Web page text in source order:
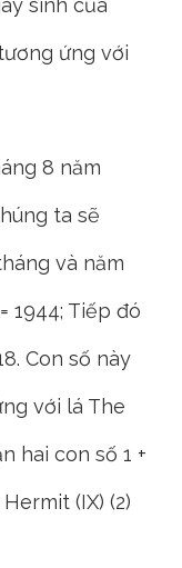
sinh của
ứng với
8 năm
ta sẽ
và năm
1944; Tiếp đó
Con số này
với lá The
hai con số 1 +
(IX) (2)